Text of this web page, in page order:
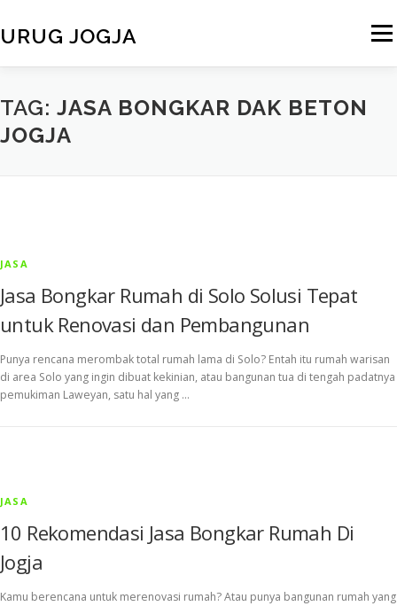
content
URUG JOGJA Menu
HOME TENTANG KAMI LAYANAN KAMI VIDEO
TAG: JASA BONGKAR DAK BETON
JOGJA
JASA
Jasa Bongkar Rumah di Solo Solusi Tepat
untuk Renovasi dan Pembangunan
Punya rencana merombak total rumah lama di Solo? Entah itu rumah warisan
di area Solo yang ingin dibuat kekinian, atau bangunan tua di tengah padatnya
pemukiman Laweyan, satu hal yang …
JASA
10 Rekomendasi Jasa Bongkar Rumah Di
Jogja
Kamu berencana untuk merenovasi rumah? Atau punya bangunan rumah yang